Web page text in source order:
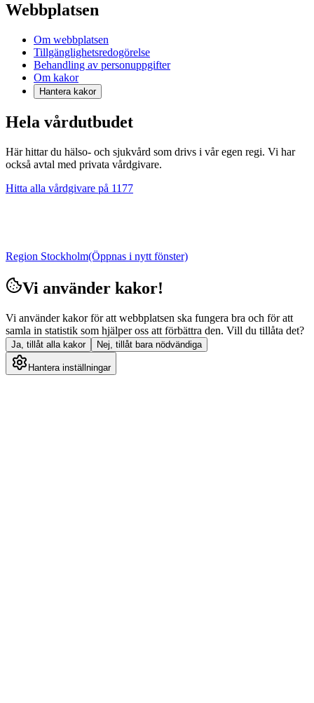
Webbplatsen
Om webbplatsen
Tillgänglighetsredogörelse
Behandling av personuppgifter
Om kakor
Hantera kakor
Hela vårdutbudet
Här hittar du hälso- och sjukvård som drivs i vår egen regi. Vi har
också avtal med privata vårdgivare.
Hitta alla vårdgivare på 1177
Region Stockholm(Öppnas i nytt fönster)
Vi använder kakor!
Vi använder kakor för att webbplatsen ska fungera bra och för att
samla in statistik som hjälper oss att förbättra den. Vill du tillåta det?
Ja, tillåt alla kakor Nej, tillåt bara nödvändiga
Hantera inställningar